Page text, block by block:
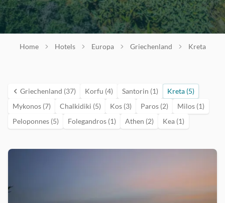
Home Hotels Europa Griechenland Kreta
Griechenland (37) Korfu (4) Santorin (1)
Kreta (5)
Mykonos (7)
Chalkidiki (5) Kos (3) Paros (2)
Milos (1)
Peloponnes (5)
Folegandros (1) Athen (2) Kea (1)